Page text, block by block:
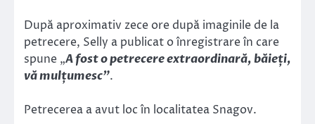
După aproximativ zece ore după imaginile de la
petrecere, Selly a publicat o înregistrare în care
spune „A fost o petrecere extraordinară, băieți,
vă mulțumesc”.
Petrecerea a avut loc în localitatea Snagov.